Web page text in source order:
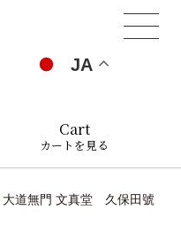
JA
Cart
カートを見る
大道無門 文真堂 久保田號